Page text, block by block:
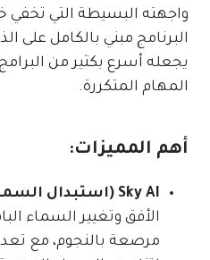
واجهته البسيطة التي تخفي
البرنامج مبني بالكامل على
يجعله أسرع بكثير من
المهام المتكررة.
أهم المميزات:
Sky AI (استبدال السماء):
الأفق وتغيير السماء
مرصعة بالنجوم، مع